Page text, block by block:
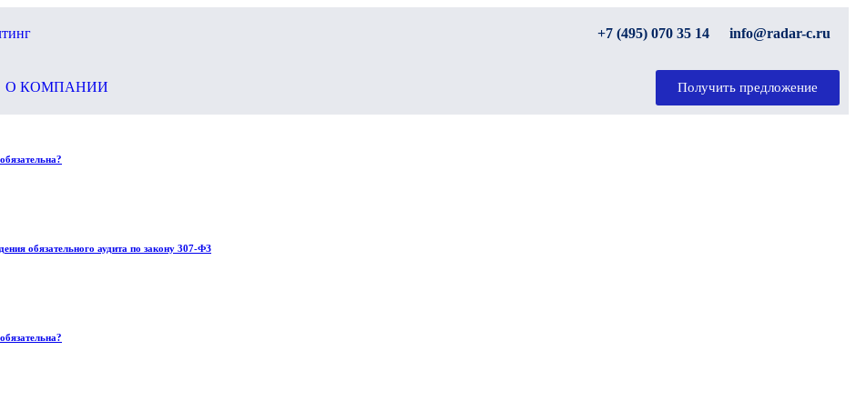
+7 (495) 070 35 14 info@radar-c.ru
О КОМПАНИИ Получить предложение
обязательного аудита по закону 307-ФЗ